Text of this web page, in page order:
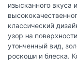
изысканного вкуса
классический
узор на
утонченный вид,
роскоши и блеска.